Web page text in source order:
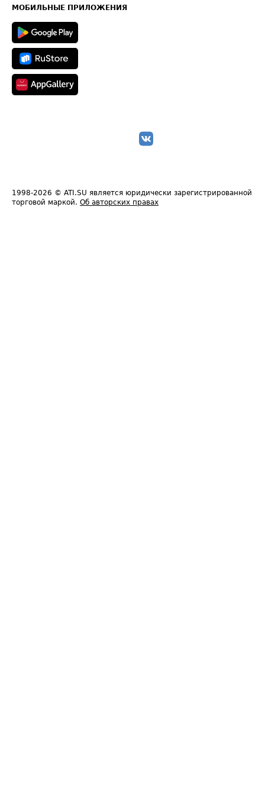
Техническая информация
МОБИЛЬНЫЕ ПРИЛОЖЕНИЯ
1998-2026 © ATI.SU является юридически зарегистрированной
торговой маркой. Об авторских правах